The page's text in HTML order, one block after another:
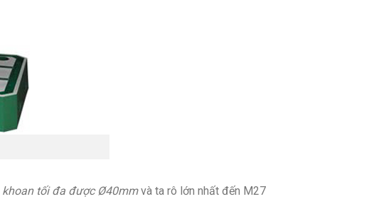
khoan tối đa được Ø40mmvà ta rô lớn nhất đến M27